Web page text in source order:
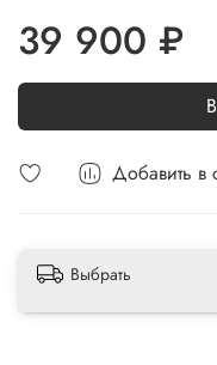
Добавить в
39 900 ₽
Выбрать